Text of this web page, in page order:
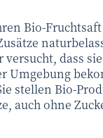
Bio-
dass
Umgebung
stellen Bio-
auch ohne